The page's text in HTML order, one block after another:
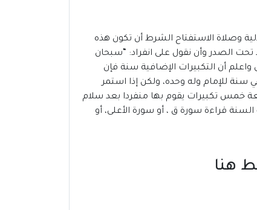
وصلاة الاستفتاح الشرط أن تكون هذه
تحت الصدر وأن نقول على انفراد: “سبحان
واعلم أن التكبيرات الإضافية سنة فإن
سنة للإمام وله وحده، ولكن إذا استمر
خمس تكبيرات يقوم بها منفردا بعد سلام
قراءة سورة ق ، أو سورة الأعلى، أو
هنا